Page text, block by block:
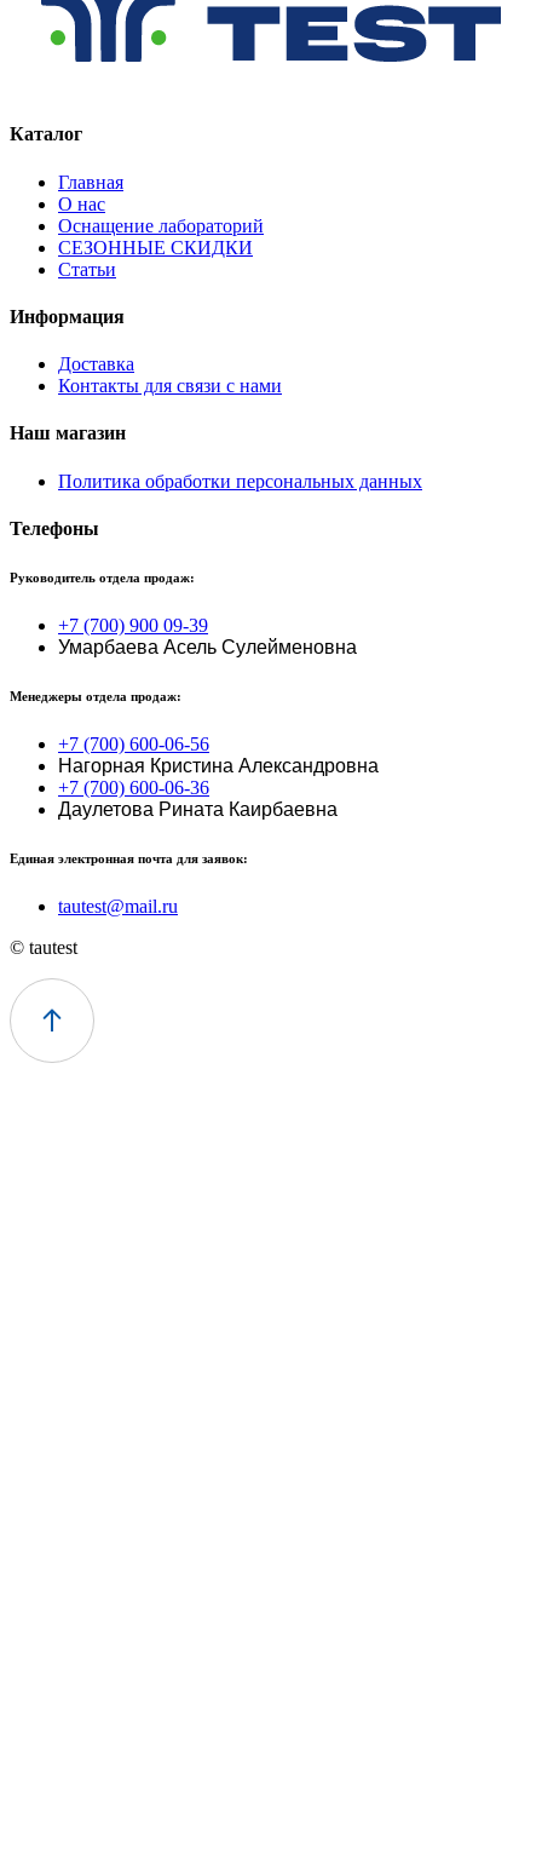
Каталог
Главная
О нас
Оснащение лабораторий
СЕЗОННЫЕ СКИДКИ
Статьи
Информация
Доставка
Контакты для связи с нами
Наш магазин
Политика обработки персональных данных
Телефоны
Руководитель отдела продаж:
+7 (700) 900 09-39
Умарбаева Асель Сулейменовна
Менеджеры отдела продаж:
+7 (700) 600-06-56
Нагорная Кристина Александровна
+7 (700) 600-06-36
Даулетова Рината Каирбаевна
Единая электронная почта для заявок:
tautest@mail.ru
© tautest